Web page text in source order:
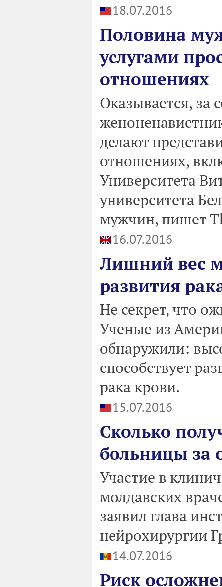
18.07.2016
Половина
услугами
отношениях
Оказывается, за
делают
отношениях,
Университета
университета
мужчин, пишет
16.07.2016
Лишний вес
развития
Не секрет, что
Ученые из
обнаружили:
способствует
рака крови.
15.07.2016
Сколько
больницы за
Участие в
молдавских
заявил глава
нейрохирургии
14.07.2016
Риск